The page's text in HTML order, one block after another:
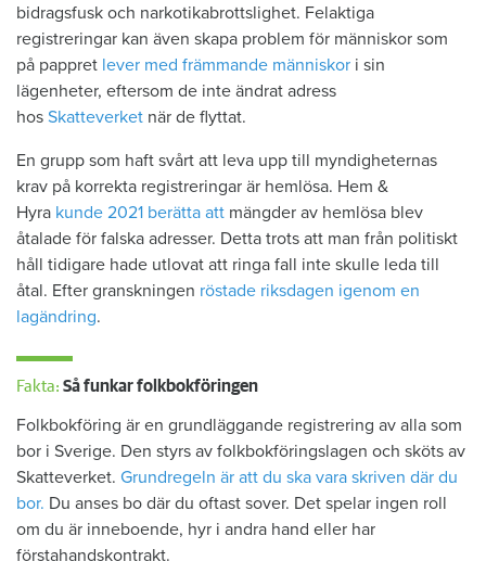
bidragsfusk och narkotikabrottslighet. Felaktiga
registreringar kan även skapa problem för människor som
på pappret lever med främmande människor i sin
lägenheter, eftersom de inte ändrat adress
hos Skatteverket när de flyttat.
En grupp som haft svårt att leva upp till myndigheternas
krav på korrekta registreringar är hemlösa. Hem &
Hyra kunde 2021 berätta att mängder av hemlösa blev
åtalade för falska adresser. Detta trots att man från politiskt
håll tidigare hade utlovat att ringa fall inte skulle leda till
åtal. Efter granskningen röstade riksdagen igenom en
lagändring.
Fakta: Så funkar folkbokföringen
Folkbokföring är en grundläggande registrering av alla som
bor i Sverige. Den styrs av folkbokföringslagen och sköts av
Skatteverket. Grundregeln är att du ska vara skriven där du
bor. Du anses bo där du oftast sover. Det spelar ingen roll
om du är inneboende, hyr i andra hand eller har
förstahandskontrakt.